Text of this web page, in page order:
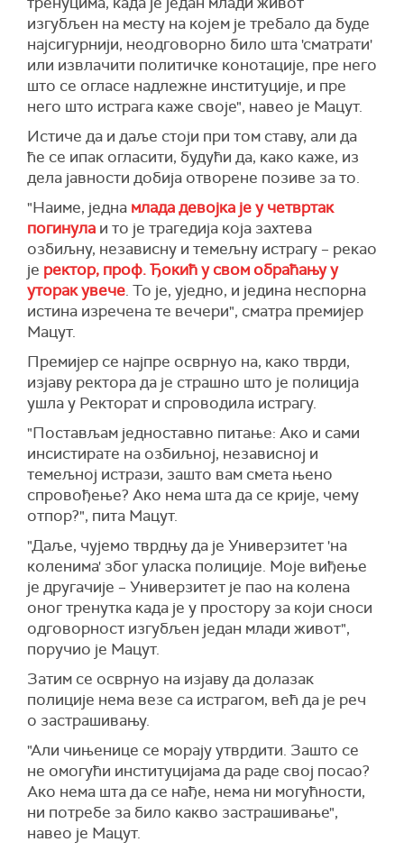
изгубљен на месту на којем је требало да буде
најсигурнији, неодговорно било шта 'сматрати'
или извлачити политичке конотације, пре него
што се огласе надлежне институције, и пре
него што истрага каже своје", навео је Мацут.
Истиче да и даље стоји при том ставу, али да
ће се ипак огласити, будући да, како каже, из
дела јавности добија отворене позиве за то.
"Наиме, једна млада девојка је у четвртак
погинула и то је трагедија која захтева
озбиљну, независну и темељну истрагу – рекао
је ректор, проф. Ђокић у свом обраћању у
уторак увече. То је, уједно, и једина неспорна
истина изречена те вечери", сматра премијер
Мацут.
Премијер се најпре осврнуо на, како тврди,
изјаву ректора да је страшно што је полиција
ушла у Ректорат и спроводила истрагу.
"Постављам једноставно питање: Ако и сами
инсистирате на озбиљној, независној и
темељној истрази, зашто вам смета њено
спровођење? Ако нема шта да се крије, чему
отпор?", пита Мацут.
"Даље, чујемо тврдњу да је Универзитет 'на
коленима' због уласка полиције. Моје виђење
је другачије – Универзитет је пао на колена
оног тренутка када је у простору за који сноси
одговорност изгубљен један млади живот",
поручио је Мацут.
Затим се осврнуо на изјаву да долазак
полиције нема везе са истрагом, већ да је реч
о застрашивању.
"Али чињенице се морају утврдити. Зашто се
не омогући институцијама да раде свој посао?
Ако нема шта да се нађе, нема ни могућности,
ни потребе за било какво застрашивање",
навео је Мацут.